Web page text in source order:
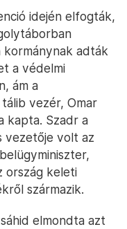
idején elfogták,
kormánynak adták
a védelmi
ám a
vezér, Omar
kapta. Szadr a
vezetője volt az
ország keleti
származik.
elmondta azt